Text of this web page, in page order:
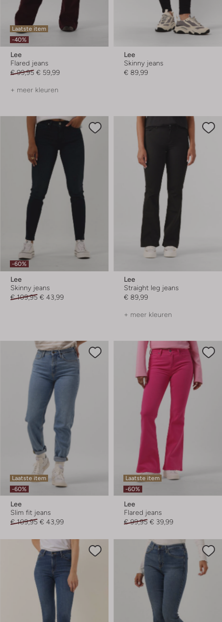
Laatste item
-40%
Lee
Flared jeans
€ 99,95 € 59,99
+ meer kleuren
Lee
Skinny jeans
€ 89,99
-60%
Lee
Skinny jeans
€ 109,95 € 43,99
Lee
Straight leg jeans
€ 89,99
+ meer kleuren
Laatste item
-60%
Lee
Slim fit jeans
€ 109,95 € 43,99
Laatste item
-60%
Lee
Flared jeans
€ 99,95 € 39,99